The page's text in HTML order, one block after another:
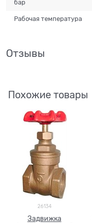
бар
Рабочая температура
Отзывы
Похожие товары
26134
Задвижка